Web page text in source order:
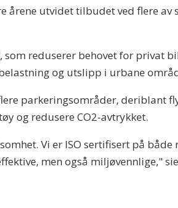
årene utvidet tilbudet ved flere
reduserer behovet for privat
og utslipp i urbane
parkeringsområder, deriblant
og redusere CO2-avtrykket.
Vi er ISO sertifisert på
men også miljøvennlige,"